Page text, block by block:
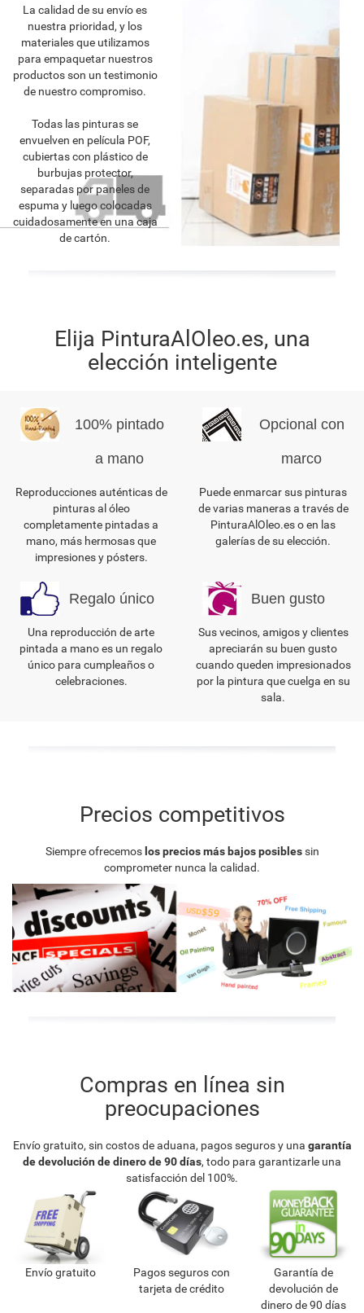
La calidad de su envío es
nuestra prioridad, y los
materiales que utilizamos
para empaquetar nuestros
productos son un testimonio
de nuestro compromiso.
Todas las pinturas se
envuelven en película POF,
cubiertas con plástico de
burbujas protector,
separadas por paneles de
espuma y luego colocadas
cuidadosamente en una caja
de cartón.
Elija PinturaAlOleo.es, una
elección inteligente
100% pintado
a mano
Reproducciones auténticas de
pinturas al óleo
completamente pintadas a
mano, más hermosas que
impresiones y pósters.
Opcional con
marco
Puede enmarcar sus pinturas
de varias maneras a través de
PinturaAlOleo.es o en las
galerías de su elección.
Regalo único
Una reproducción de arte
pintada a mano es un regalo
único para cumpleaños o
celebraciones.
Buen gusto
Sus vecinos, amigos y clientes
apreciarán su buen gusto
cuando queden impresionados
por la pintura que cuelga en su
sala.
Precios competitivos
Siempre ofrecemos los precios más bajos posiblessin
comprometer nunca la calidad.
Compras en línea sin
preocupaciones
Envío gratuito, sin costos de aduana, pagos seguros y una garantía
de devolución de dinero de 90 días, todo para garantizarle una
satisfacción del 100%.
Envío gratuito
Pagos seguros con
tarjeta de crédito
Garantía de
devolución de
dinero de 90 días